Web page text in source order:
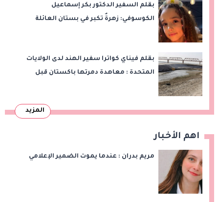
بقلم السفير الدكتور بكر إسماعيل
الكوسوفي: زهرةٌ تكبر في بستان العائلة
بقلم فيناي كواترا سفير الهند لدى الولايات
المتحدة : معاهدة دمرتها باكستان قبل
المزيد
اهم الأخبار
مريم بدران : عندما يموت الضمير الإعلامي